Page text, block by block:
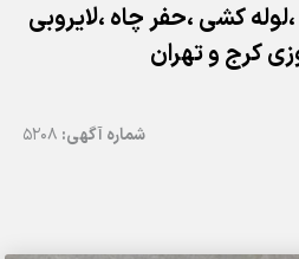
کشی ،حفر چاه ،لایروبی
کرج و تهران
شماره آگهی: 5208